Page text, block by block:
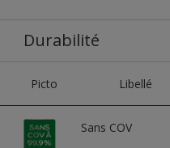
Durabilité
Picto Libellé
Sans COV